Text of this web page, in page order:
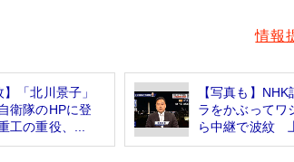
情報
】「北川景子」
衛隊のHPに登
の重役、...
【写真も】
ラをかぶってワ
ら中継で波紋